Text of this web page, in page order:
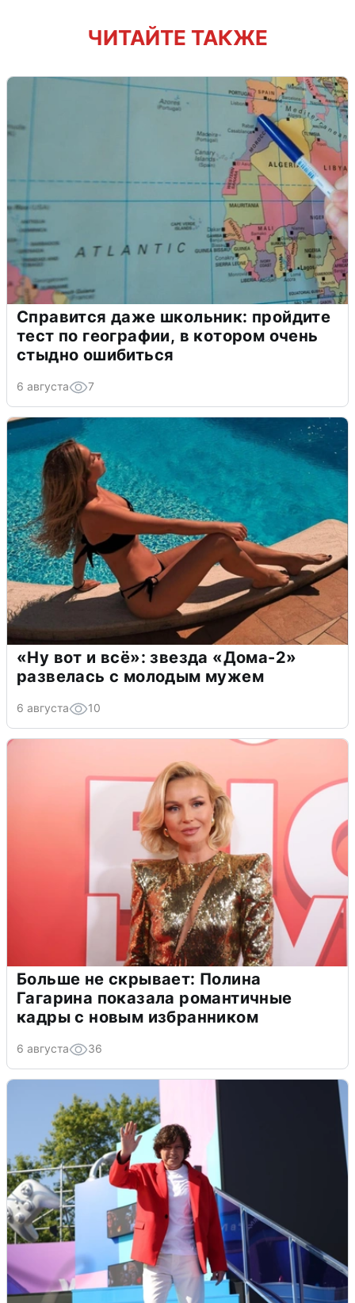
ЧИТАЙТЕ ТАКЖЕ
Справится даже школьник: пройдите
тест по географии, в котором очень
стыдно ошибиться
6 августа 7
«Ну вот и всё»: звезда «Дома-2»
развелась с молодым мужем
6 августа 10
Больше не скрывает: Полина
Гагарина показала романтичные
кадры с новым избранником
6 августа 36